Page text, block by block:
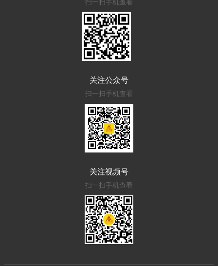
扫一扫手机查看
关注公众号
扫一扫手机查看
关注视频号
扫一扫手机查看